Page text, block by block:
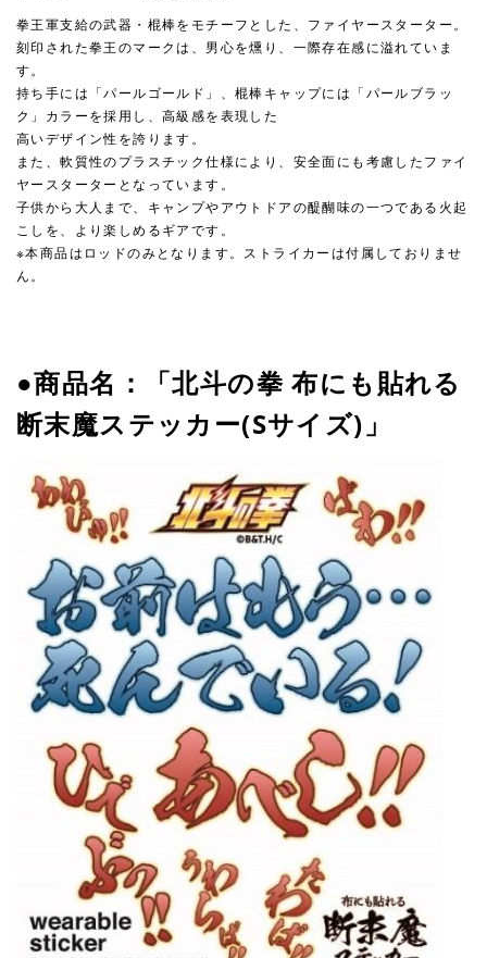
拳王軍支給の武器・棍棒をモチーフとした、ファイヤースターター。
刻印された拳王のマークは、男心を燻り、一際存在感に溢れていま
す。
持ち手には「パールゴールド」、棍棒キャップには「パールブラッ
ク」カラーを採用し、高級感を表現した
高いデザイン性を誇ります。
また、軟質性のプラスチック仕様により、安全面にも考慮したファイ
ヤースターターとなっています。
子供から大人まで、キャンプやアウトドアの醍醐味の一つである火起
こしを、より楽しめるギアです。
※本商品はロッドのみとなります。ストライカーは付属しておりませ
ん。
●商品名：「北斗の拳 布にも貼れる
断末魔ステッカー(Sサイズ)」